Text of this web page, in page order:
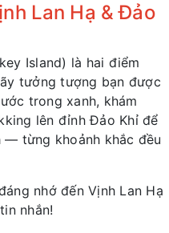
Lan Hạ & Đảo
Island) là hai điểm
tưởng tượng bạn được
trong xanh, khám
lên đỉnh Đảo Khỉ để
— từng khoảnh khắc đều
nhớ đến Vịnh Lan Hạ
nhắn!